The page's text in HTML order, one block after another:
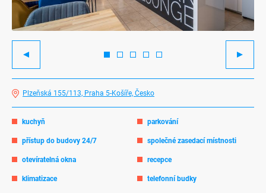
Previous Next
Plzeňská 155/113, Praha 5-Košíře, Česko
kuchyň parkování
přístup do budovy 24/7 společné zasedací místnosti
otevíratelná okna recepce
klimatizace telefonní budky